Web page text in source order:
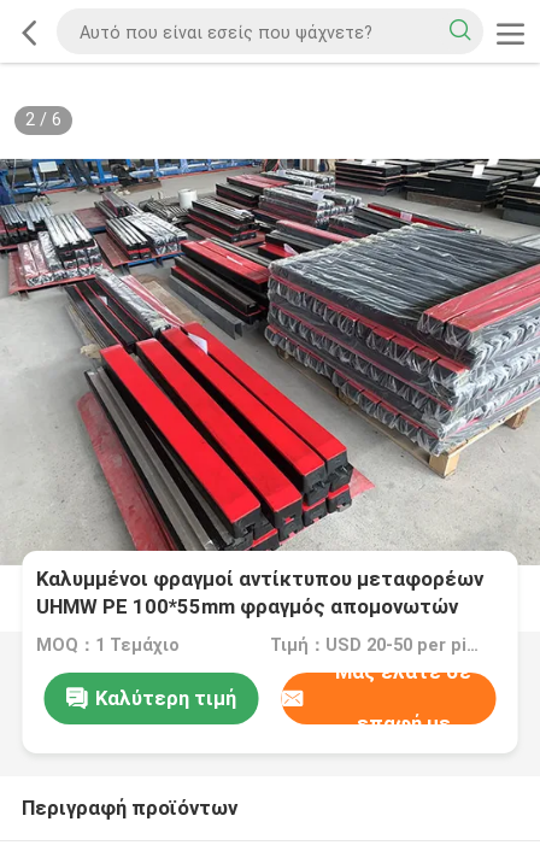
2/ 6
Καλυμμένοι φραγμοί αντίκτυπου μεταφορέων
UHMW PE 100*55mm φραγμός απομονωτών
αντίκτυπου 100*75mm
MOQ：1 Τεμάχιο Τιμή：USD 20-50 per piece
Καλύτερη τιμή
Μας ελάτε σε
επαφή με
Περιγραφή προϊόντων